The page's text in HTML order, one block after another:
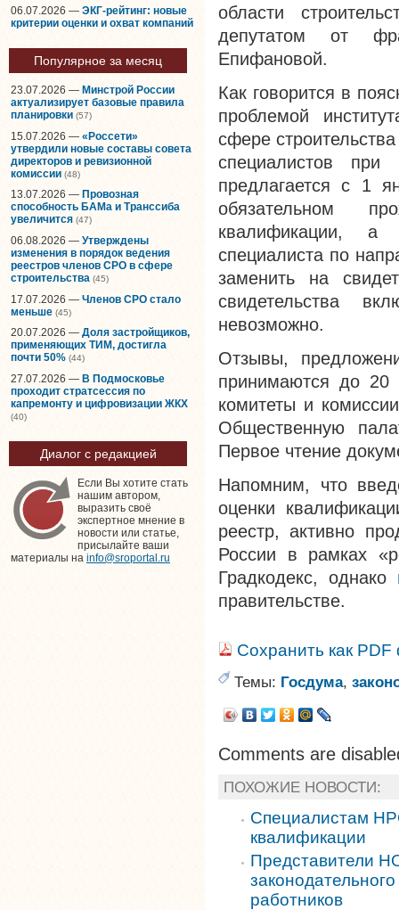
06.07.2026 — ЭКГ-рейтинг: новые
критерии оценки и охват компаний
Популярное за месяц
23.07.2026 — Минстрой России
актуализирует базовые правила
планировки (57)
15.07.2026 — «Россети»
утвердили новые составы совета
директоров и ревизионной
комиссии (48)
13.07.2026 — Провозная
способность БАМа и Транссиба
увеличится (47)
06.08.2026 — Утверждены
изменения в порядок ведения
реестров членов СРО в сфере
строительства (45)
17.07.2026 — Членов СРО стало
меньше (45)
20.07.2026 — Доля застройщиков,
применяющих ТИМ, достигла
почти 50% (44)
27.07.2026 — В Подмосковье
проходит стратсессия по
капремонту и цифровизации ЖКХ
(40)
Диалог с редакцией
Если Вы хотите стать
нашим автором,
выразить своё
экспертное мнение в
новости или статье,
присылайте ваши
материалы на info@sroportal.ru
области
депутатом от
Епифановой.
Как говорится в
проблемой
сфере
специалистов
предлагается с 1
обязательном
квалификации, а
специалиста по
заменить на
свидетельства
невозможно.
Отзывы,
принимаются до 20
комитеты и
Общественную
Первое чтение
Напомним, что
оценки
реестр, активно
России в рамках
Градкодекс, однако
правительстве.
Сохранить как
Темы: Госдума,
Comments are
ПОХОЖИЕ НОВОСТИ:
Специалистам
квалификации
Представители
работников